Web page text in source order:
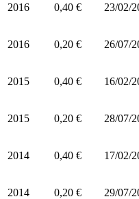
2016 0,40 € 23/02/
2016 0,20 € 26/07/
2015 0,40 € 16/02/
2015 0,20 € 28/07/
2014 0,40 € 17/02/
2014 0,20 € 29/07/